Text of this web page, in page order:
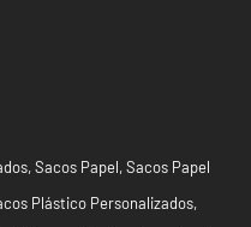
,Sacos Papel,Sacos Papel
Plástico Personalizados,